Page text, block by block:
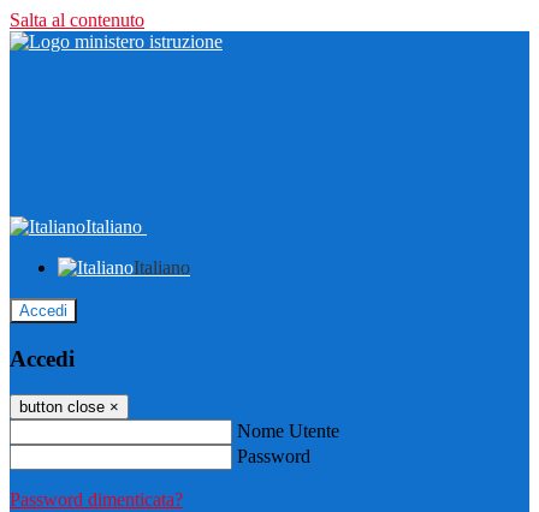
Salta al contenuto
Italiano
Italiano
Accedi
Accedi
button close ×
Nome Utente
Password
Password dimenticata?